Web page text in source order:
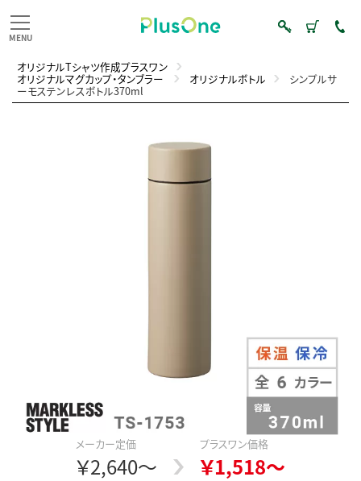
オリジナルTシャツ作成プラスワン
オリジナルマグカップ・タンブラー オリジナルボトル シンプルサ
ーモステンレスボトル370ml
メーカー定価
￥2,640～
プラスワン価格
￥1,518～